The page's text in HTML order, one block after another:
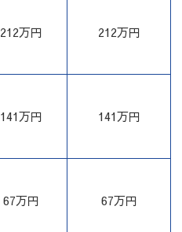
212万円 212万円
141万円 141万円
67万円 67万円